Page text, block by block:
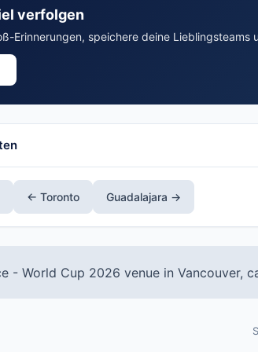
verfolgen
Erinnerungen, speichere deine Lieblingsteams
← Toronto Guadalajara →